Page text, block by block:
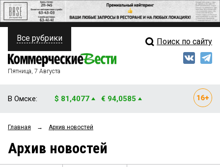
ПОЛИТИКА
ФИНАНСЫ
ОБЩЕСТВО
ЗАКОН
Свежий выпуск
Все рубрики Поиск по сайту
Пятница, 7 Августа
В Омске: $ 81,4077 € 94,0585
Главная → Архив новостей
Архив новостей